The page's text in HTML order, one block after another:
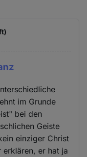
im Grunde
bei den
Geiste
einziger Christ
erklären, er hat ja